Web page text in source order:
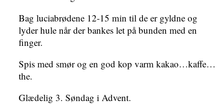
Bag luciabrødene 12-15 min til de er gyldne og
lyder hule når der bankes let på bunden med en
finger.
Spis med smør og en god kop varm kakao…kaffe…
the.
Glædelig 3. Søndag i Advent.